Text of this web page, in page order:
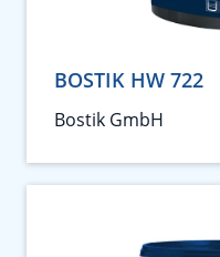
BOSTIK HW 722
Bostik GmbH